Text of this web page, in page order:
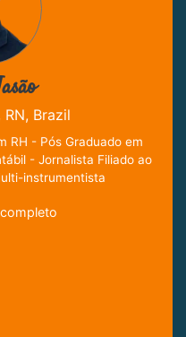
Brazil
RH - Pós Graduado em
- Jornalista Filiado ao
instrumentista